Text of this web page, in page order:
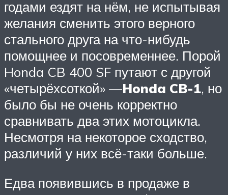
годами ездят на нём, не испытывая
желания сменить этого верного
стального друга на что-нибудь
помощнее и посовременнее. Порой
Honda CB 400 SF путают с другой
«четырёхсоткой» —Honda CB-1, но
было бы не очень корректно
сравнивать два этих мотоцикла.
Несмотря на некоторое сходство,
различий у них всё-таки больше.
Едва появившись в продаже в